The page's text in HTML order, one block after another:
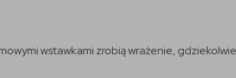
wstawkami zrobią wrażenie,